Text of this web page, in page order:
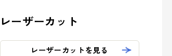
レーザーカット
レーザーカットを見る